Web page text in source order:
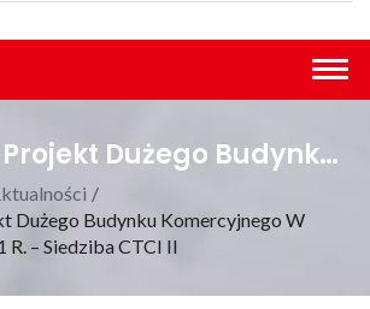
Dużego Budynku
W Październiku 2021
CTCI II| ISO 9001
/
Dużego Budynku Komercyjnego W
R. – Siedziba CTCI II